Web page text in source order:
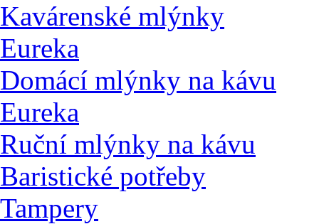
Kavárenské mlýnky
Eureka
Domácí mlýnky na kávu
Eureka
Ruční mlýnky na kávu
Baristické potřeby
Tampery